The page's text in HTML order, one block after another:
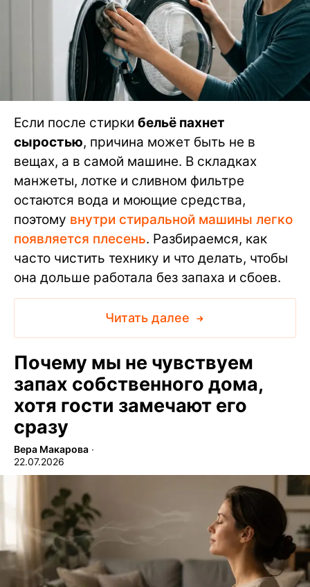
Если после стирки бельё пахнет
сыростью, причина может быть не в
вещах, а в самой машине. В складках
манжеты, лотке и сливном фильтре
остаются вода и моющие средства,
поэтому внутри стиральной машины легко
появляется плесень. Разбираемся, как
часто чистить технику и что делать, чтобы
она дольше работала без запаха и сбоев.
Читать далее
Почему мы не чувствуем
запах собственного дома,
хотя гости замечают его
сразу
Вера Макарова ∙
22.07.2026